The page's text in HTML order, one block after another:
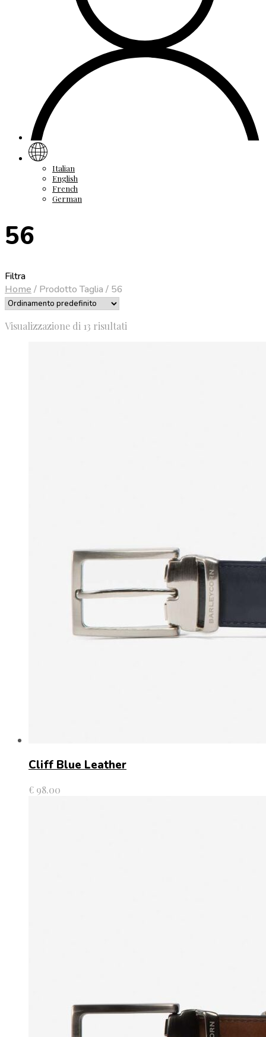
Italian
English
French
German
56
Filtra
Home / Prodotto Taglia / 56
Visualizzazione di 13 risultati
Cliff Blue Leather
€ 98.00